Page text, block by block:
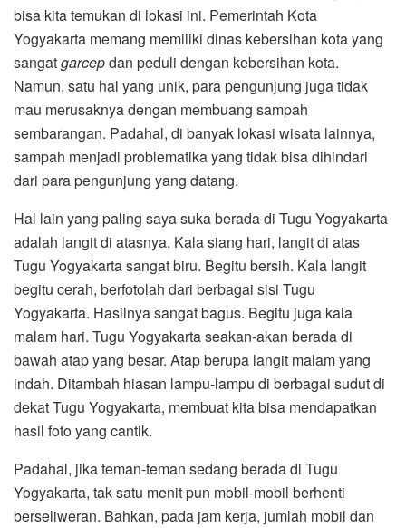
bisa kita temukan di lokasi ini. Pemerintah Kota
Yogyakarta memang memiliki dinas kebersihan kota yang
sangatgarcepdan peduli dengan kebersihan kota.
Namun, satu hal yang unik, para pengunjung juga tidak
mau merusaknya dengan membuang sampah
sembarangan. Padahal, di banyak lokasi wisata lainnya,
sampah menjadi problematika yang tidak bisa dihindari
dari para pengunjung yang datang.
Hal lain yang paling saya suka berada di Tugu Yogyakarta
adalah langit di atasnya. Kala siang hari, langit di atas
Tugu Yogyakarta sangat biru. Begitu bersih. Kala langit
begitu cerah, berfotolah dari berbagai sisi Tugu
Yogyakarta. Hasilnya sangat bagus. Begitu juga kala
malam hari. Tugu Yogyakarta seakan-akan berada di
bawah atap yang besar. Atap berupa langit malam yang
indah. Ditambah hiasan lampu-lampu di berbagai sudut di
dekat Tugu Yogyakarta, membuat kita bisa mendapatkan
hasil foto yang cantik.
Padahal, jika teman-teman sedang berada di Tugu
Yogyakarta, tak satu menit pun mobil-mobil berhenti
berseliweran. Bahkan, pada jam kerja, jumlah mobil dan